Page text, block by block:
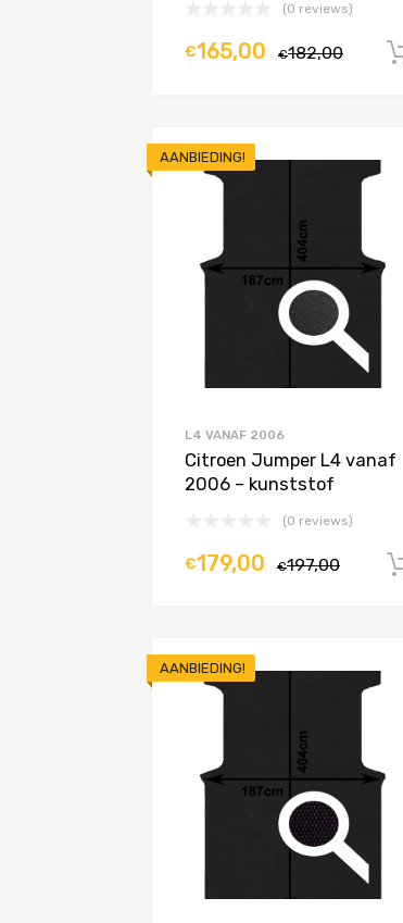
(0 reviews)
€182,00
€165,00
AANBIEDING!
L4 VANAF 2006
Citroen Jumper L4 vanaf
2006 – kunststof
(0 reviews)
€197,00
€179,00
AANBIEDING!